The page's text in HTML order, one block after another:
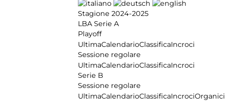
Stagione 2024-2025
LBA Serie A
Playoff
UltimaCalendarioClassificaIncroci
Sessione regolare
UltimaCalendarioClassificaIncroci
Serie B
Sessione regolare
UltimaCalendarioClassificaIncrociOrganici